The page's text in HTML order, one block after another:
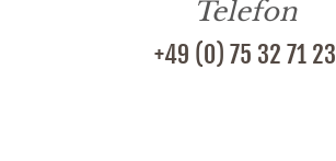
Telefon
+49 (0) 75 32 71 23